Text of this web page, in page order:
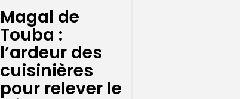
Magal de
Touba :
l’ardeur des
cuisinières
pour relever le